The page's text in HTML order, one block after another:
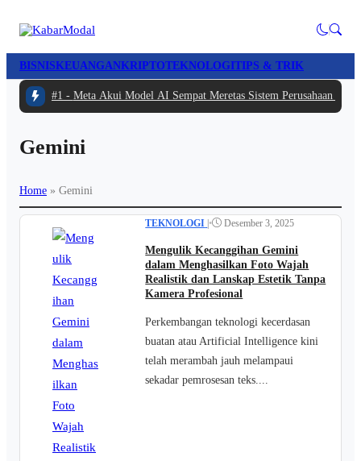
BISNISKEUANGANKRIPTOTEKNOLOGITIPS & TRIK
#1 - Meta Akui Model AI Sempat Meretas Sistem Perusahaan
Gemini
Home » Gemini
TEKNOLOGI • Desember 3, 2025
Mengulik Kecanggihan Gemini
dalam Menghasilkan Foto Wajah
Realistik dan Lanskap Estetik Tanpa
Kamera Profesional
Perkembangan teknologi kecerdasan
buatan atau Artificial Intelligence kini
telah merambah jauh melampaui
sekadar pemrosesan teks....